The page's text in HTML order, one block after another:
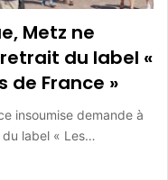
Metz ne
du label «
de France »
insoumise demande à
label « Les…